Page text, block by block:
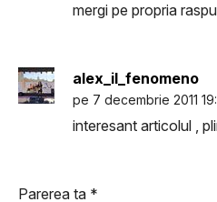
mergi pe propria
alex_il_fenomeno
pe 7 decembrie 2011
interesant articolul ,
Parerea ta *